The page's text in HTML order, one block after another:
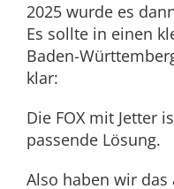
2025 wurde es
Es sollte in einen
Baden-
klar:
Die FOX mit Jetter
passende Lösung.
Also haben wir